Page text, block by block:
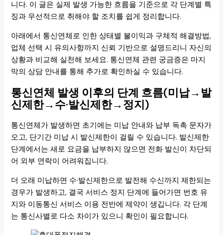
니다. 이 글은 실제 발생 가능한 흐름을 기준으로 각 단계별 특
징과 우선적으로 취해야 할 조치를 쉽게 정리합니다.
아래에서 통신연체로 인한 상태별 불이익과 구체적 해결방법,
업체 선택 시 유의사항까지 신뢰 기반으로 설명드리니 자신의
상황과 비교해 실천해 보세요. 통신연체 관련 궁금증은 마지
막의 상담 안내를 통해 추가로 확인하실 수 있습니다.
통신연체 발생 이후의 단계 흐름(미납→발
신제한→수·발신제한→정지)
통신연체가 발생하면 초기에는 미납 안내와 납부 독촉 문자가
오고, 단기간 미납 시 발신제한이 걸릴 수 있습니다. 발신제한
단계에서는 새로 요금을 납부하지 않으면 전화 발신이 차단되
어 외부 연락이 어려워집니다.
더 오래 미납하면 수·발신제한으로 발전해 수신까지 제한되는
경우가 발생하고, 결국 서비스 정지 단계에 들어가면 번호 유
지와 이동통신 서비스 이용 전반에 제약이 생깁니다. 각 단계
는 통신사별로 다소 차이가 있으니 확인이 필요합니다.